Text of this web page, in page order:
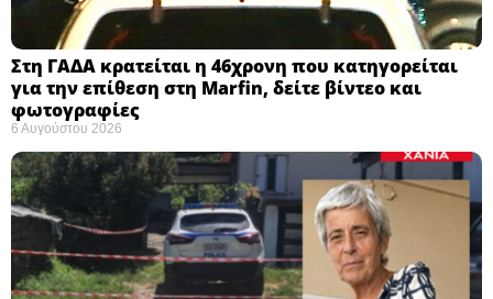
Στη ΓΑΔΑ κρατείται η 46χρονη που κατηγορείται
για την επίθεση στη Marfin, δείτε βίντεο και
φωτογραφίες
6 Αυγούστου 2026